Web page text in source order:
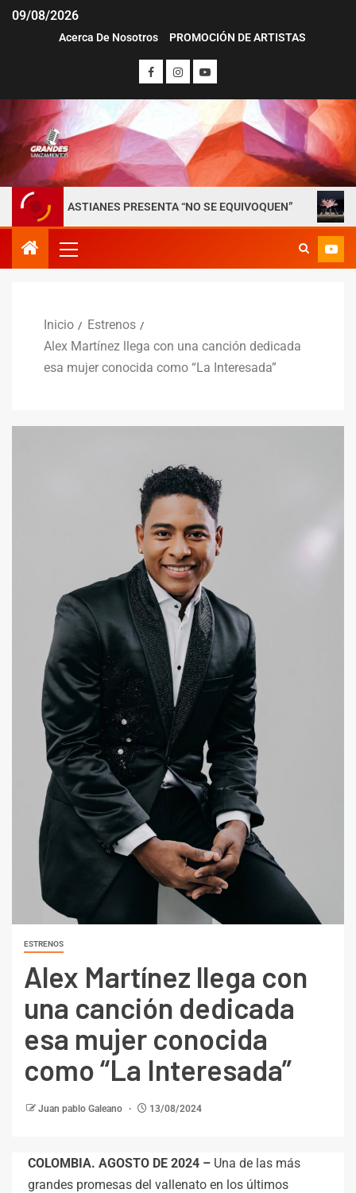
09/08/2026
Acerca De Nosotros PROMOCIÓN DE ARTISTAS
PRESENTA “NO SE EQUIVOQUEN” RØZ
Inicio
Estrenos
Alex Martínez llega con una canción dedicada
esa mujer conocida como “La Interesada”
ESTRENOS
Alex Martínez llega con
una canción dedicada
esa mujer conocida
como “La Interesada”
Juan pablo Galeano 13/08/2024
COLOMBIA. AGOSTO DE 2024 – Una de las más
grandes promesas del vallenato en los últimos